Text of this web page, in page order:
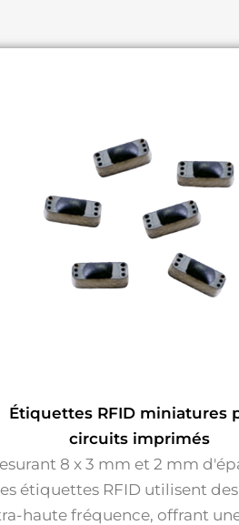
Étiquettes RFID miniatures
circuits imprimés
8 x 3 mm et 2 mm
étiquettes RFID utilisent
haute fréquence, offrant